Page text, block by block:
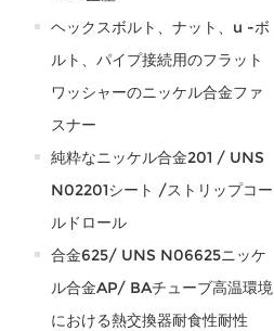
ヘックスボルト、ナット、u -ボ
ルト、パイプ接続用のフラット
ワッシャーのニッケル合金ファ
スナー
純粋なニッケル合金201 / UNS
N02201シート /ストリップコー
ルドロール
合金625/ UNS N06625ニッケ
ル合金AP/ BAチューブ高温環境
における熱交換器耐食性耐性